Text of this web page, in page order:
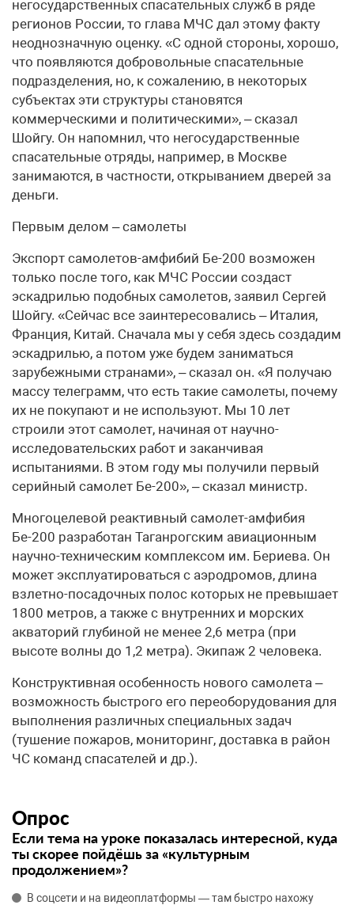
негосударственных спасательных служб в ряде
регионов России, то глава МЧС дал этому факту
неоднозначную оценку. «С одной стороны, хорошо,
что появляются добровольные спасательные
подразделения, но, к сожалению, в некоторых
субъектах эти структуры становятся
коммерческими и политическими», – сказал
Шойгу. Он напомнил, что негосударственные
спасательные отряды, например, в Москве
занимаются, в частности, открыванием дверей за
деньги.
Первым делом – самолеты
Экспорт самолетов-амфибий Бе-200 возможен
только после того, как МЧС России создаст
эскадрилью подобных самолетов, заявил Сергей
Шойгу. «Сейчас все заинтересовались – Италия,
Франция, Китай. Сначала мы у себя здесь создадим
эскадрилью, а потом уже будем заниматься
зарубежными странами», – сказал он. «Я получаю
массу телеграмм, что есть такие самолеты, почему
их не покупают и не используют. Мы 10 лет
строили этот самолет, начиная от научно-
исследовательских работ и заканчивая
испытаниями. В этом году мы получили первый
серийный самолет Бе-200», – сказал министр.
Многоцелевой реактивный самолет-амфибия
Бе-200 разработан Таганрогским авиационным
научно-техническим комплексом им. Бериева. Он
может эксплуатироваться с аэродромов, длина
взлетно-посадочных полос которых не превышает
1800 метров, а также с внутренних и морских
акваторий глубиной не менее 2,6 метра (при
высоте волны до 1,2 метра). Экипаж 2 человека.
Конструктивная особенность нового самолета –
возможность быстрого его переоборудования для
выполнения различных специальных задач
(тушение пожаров, мониторинг, доставка в район
ЧС команд спасателей и др.).
Опрос
Если тема на уроке показалась интересной, куда
ты скорее пойдёшь за «культурным
продолжением»?
В соцсети и на видеоплатформы — там быстро нахожу